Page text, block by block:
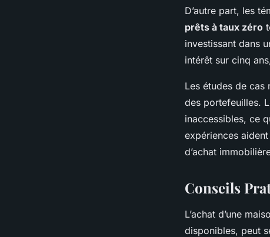
D’autre part, les
prêts à taux zéro
investissant dans
intérêt sur cinq
Les études de cas
des portefeuilles.
inaccessibles, ce
expériences
d’achat
Conseils
L’achat d’une
disponibles, peut